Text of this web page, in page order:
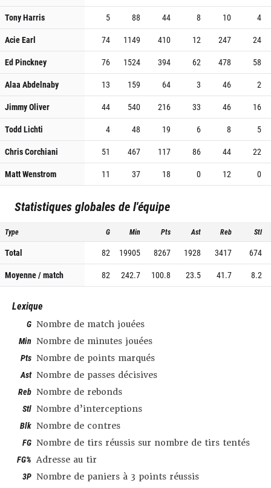
Tony Harris
5 88 44 8 10
4
Acie Earl
74 1149 410 12 247
24
Ed Pinckney
76 1524 394 62 478
58
Alaa Abdelnaby
13 159 64 3 46
2
Jimmy Oliver
44 540 216 33 46
16
Todd Lichti
4 48 19 6 8
5
Chris Corchiani
51 467 117 86 44
22
Matt Wenstrom
11 37 18 0 12 0
Statistiques globales de l'équipe
Type G Min Pts Ast Reb Stl
Total 82 19905 8267 1928 3417
674
Moyenne / match
82 242.7 100.8 23.5 41.7 8.2
Lexique
G Nombre de match jouées
Min Nombre de minutes jouées
Pts Nombre de points marqués
Ast Nombre de passes décisives
Reb Nombre de rebonds
Stl Nombre d’interceptions
Blk Nombre de contres
FG Nombre de tirs réussis sur nombre de tirs tentés
FG% Adresse au tir
3P Nombre de paniers à 3 points réussis